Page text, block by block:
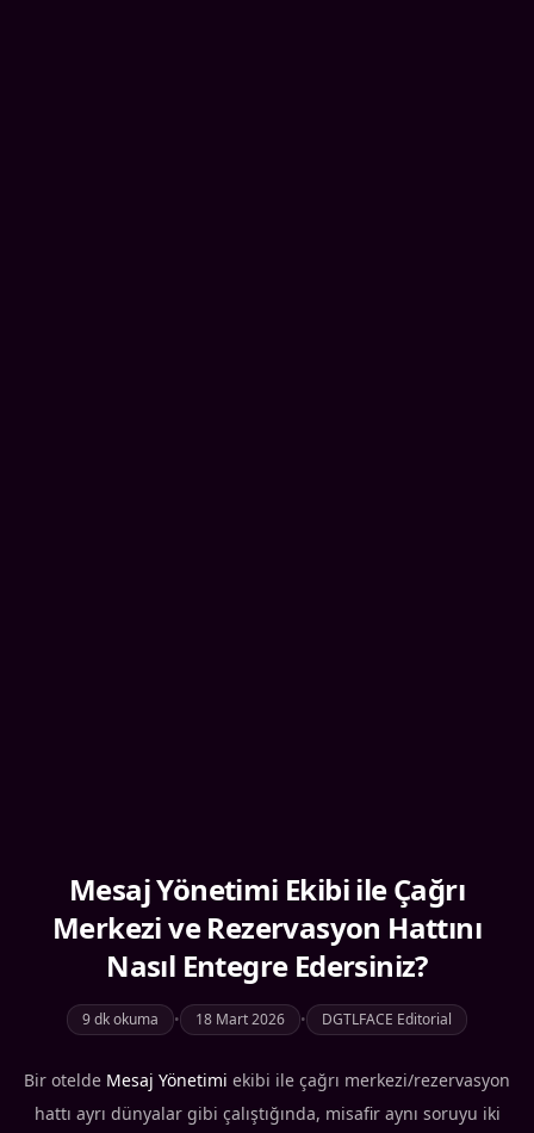
Mesaj Yönetimi Ekibi ile Çağrı
Merkezi ve Rezervasyon Hattını
Nasıl Entegre Edersiniz?
9 dk okuma • 18 Mart 2026 • DGTLFACE Editorial
Bir otelde Mesaj Yönetimi ekibi ile çağrı merkezi/rezervasyon
hattı ayrı dünyalar gibi çalıştığında, misafir aynı soruyu iki